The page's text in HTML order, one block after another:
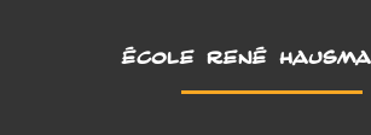
ÉCOLE RENÉ